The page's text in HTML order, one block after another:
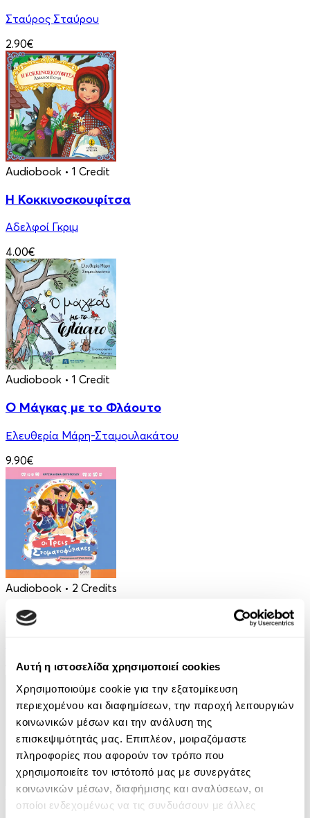
Αυτή η ιστοσελίδα χρησιμοποιεί cookies
Χρησιμοποιούμε cookie για την εξατομίκευση
περιεχομένου και διαφημίσεων, την παροχή λειτουργιών
κοινωνικών μέσων και την ανάλυση της
επισκεψιμότητάς μας. Επιπλέον, μοιραζόμαστε
πληροφορίες που αφορούν τον τρόπο που
χρησιμοποιείτε τον ιστότοπό μας με συνεργάτες
κοινωνικών μέσων, διαφήμισης και αναλύσεων, οι
οποίοι ενδεχομένως να τις συνδυάσουν με άλλες
Σταύρος Σταύρου
2.90€
Audiobook • 1 Credit
Η Κοκκινοσκουφίτσα
Αδελφοί Γκριμ
4.00€
Audiobook • 1 Credit
Ο Μάγκας με το Φλάουτο
Ελευθερία Μάρη-Σταμουλακάτου
9.90€
Audiobook • 2 Credits
Οι Τρεις Στοματοφύλακες
13.50€
Audiobook • 1 Credit